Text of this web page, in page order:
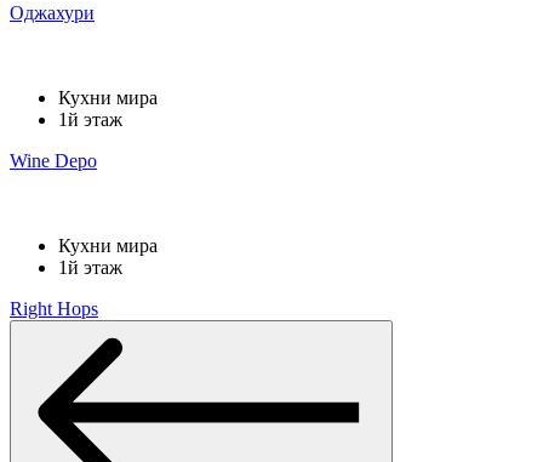
Оджахури
Кухни мира
1й этаж
Wine Depo
Кухни мира
1й этаж
Right Hops